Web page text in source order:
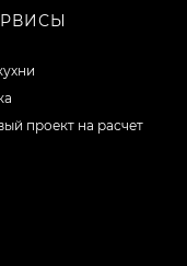
проект на расчет